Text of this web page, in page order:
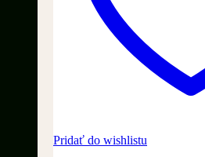
Pridať do wishlistu